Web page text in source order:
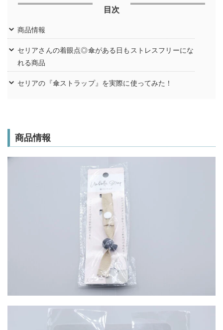
目次
商品情報
セリアさんの着眼点◎傘がある日もストレスフリーにな
れる商品
セリアの『傘ストラップ』を実際に使ってみた！
商品情報